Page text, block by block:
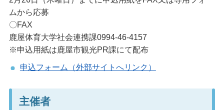
ムから応募
〇FAX
鹿屋体育大学社会連携課0994-46-4157
※申込用紙は鹿屋市観光PR課にて配布
申込フォーム（外部サイトへリンク）
主催者